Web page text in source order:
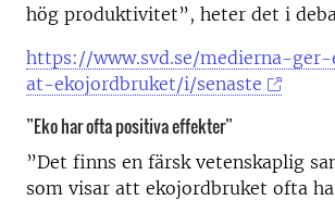
hög produktivitet”, heter det i
https://www.svd.se/medierna-
at-ekojordbruket/i/senaste
”Eko har ofta positiva effekter”
”Det finns en färsk vetenskaplig
som visar att ekojordbruket ofta